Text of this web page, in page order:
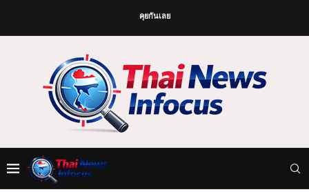
คุยกันเลย